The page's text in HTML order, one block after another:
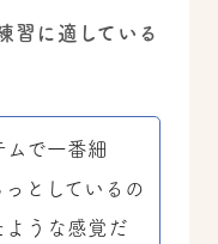
に適している
ムで一番細
としているの
ような感覚だ